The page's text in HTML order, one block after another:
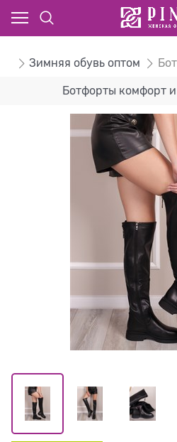
Зимняя обувь оптом
Ботфорты комфорт